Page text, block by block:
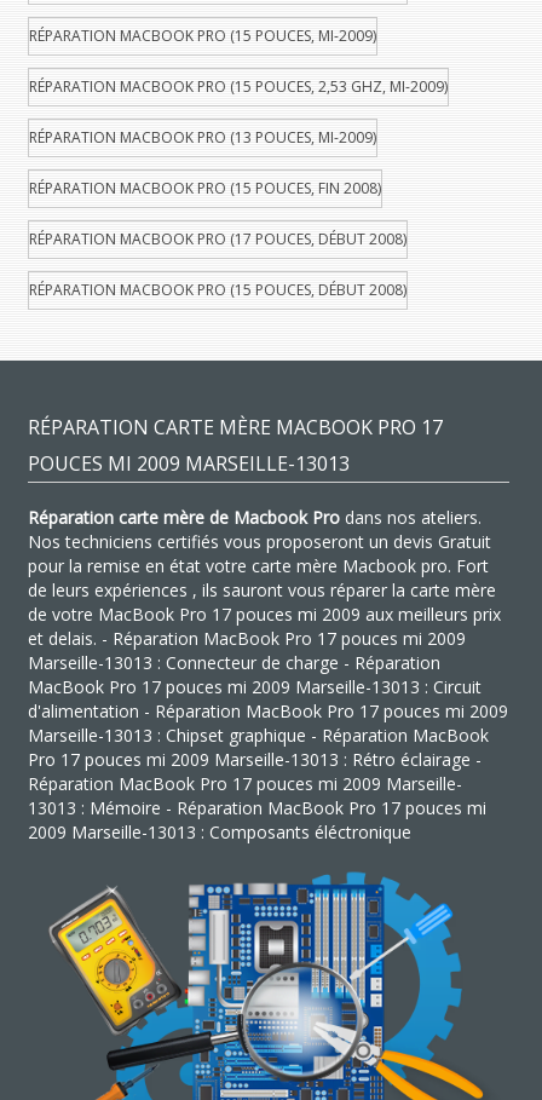
RÉPARATION MACBOOK PRO (15 POUCES, MI-2009)
RÉPARATION MACBOOK PRO (15 POUCES, 2,53 GHZ, MI-2009)
RÉPARATION MACBOOK PRO (13 POUCES, MI-2009)
RÉPARATION MACBOOK PRO (15 POUCES, FIN 2008)
RÉPARATION MACBOOK PRO (17 POUCES, DÉBUT 2008)
RÉPARATION MACBOOK PRO (15 POUCES, DÉBUT 2008)
RÉPARATION CARTE MÈRE MACBOOK PRO 17
POUCES MI 2009 MARSEILLE-13013
Réparation carte mère de Macbook Prodans nos ateliers.
Nos techniciens certifiés vous proposeront un devis Gratuit
pour la remise en état votre carte mère Macbook pro. Fort
de leurs expériences , ils sauront vous réparer la carte mère
de votre MacBook Pro 17 pouces mi 2009 aux meilleurs prix
et delais. - Réparation MacBook Pro 17 pouces mi 2009
Marseille-13013 : Connecteur de charge - Réparation
MacBook Pro 17 pouces mi 2009 Marseille-13013 : Circuit
d'alimentation - Réparation MacBook Pro 17 pouces mi 2009
Marseille-13013 : Chipset graphique - Réparation MacBook
Pro 17 pouces mi 2009 Marseille-13013 : Rétro éclairage -
Réparation MacBook Pro 17 pouces mi 2009 Marseille-
13013 : Mémoire - Réparation MacBook Pro 17 pouces mi
2009 Marseille-13013 : Composants éléctronique